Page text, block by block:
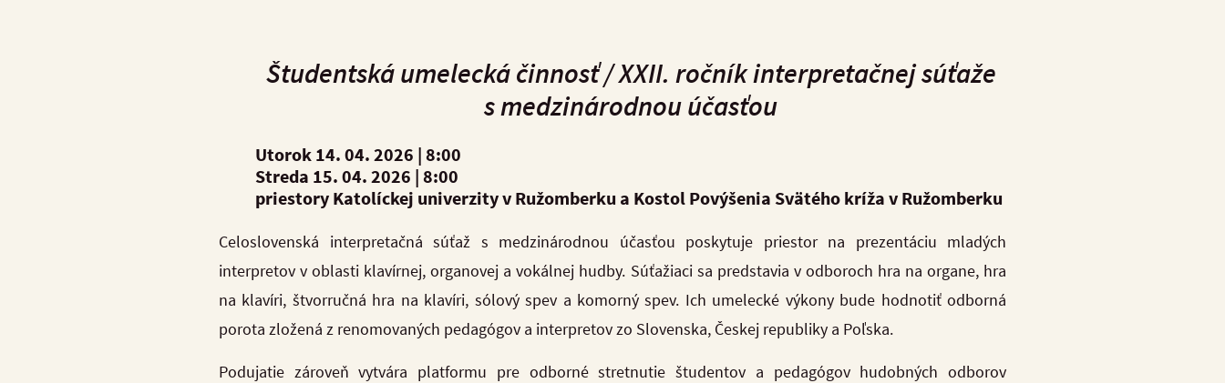
Študentská umelecká činnosť / XXII. ročník interpretačnej súťaže
s medzinárodnou účasťou
Utorok 14. 04. 2026 | 8:00
Streda 15. 04. 2026 | 8:00
priestory Katolíckej univerzity v Ružomberku a Kostol Povýšenia Svätého kríža v Ružomberku
Celoslovenská interpretačná súťaž s medzinárodnou účasťou poskytuje priestor na prezentáciu mladých
interpretov v oblasti klavírnej, organovej a vokálnej hudby. Súťažiaci sa predstavia v odboroch hra na organe, hra
na klavíri, štvorručná hra na klavíri, sólový spev a komorný spev. Ich umelecké výkony bude hodnotiť odborná
porota zložená z renomovaných pedagógov a interpretov zo Slovenska, Českej republiky a Poľska.
Podujatie zároveň vytvára platformu pre odborné stretnutie študentov a pedagógov hudobných odborov